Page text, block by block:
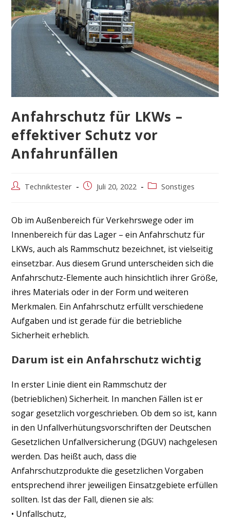
Anfahrschutz für LKWs –
effektiver Schutz vor
Anfahrunfällen
Beitrags-Techniktester
BeitragJuli 20, 2022
Beitrags-
Sonstiges
Ob im Außenbereich für Verkehrswege oder im
Innenbereich für das Lager – ein Anfahrschutz für
LKWs, auch als Rammschutz bezeichnet, ist vielseitig
einsetzbar. Aus diesem Grund unterscheiden sich die
Anfahrschutz-Elemente auch hinsichtlich ihrer Größe,
ihres Materials oder in der Form und weiteren
Merkmalen. Ein Anfahrschutz erfüllt verschiedene
Aufgaben und ist gerade für die betriebliche
Sicherheit erheblich.
Darum ist ein Anfahrschutz wichtig
In erster Linie dient ein Rammschutz der
(betrieblichen) Sicherheit. In manchen Fällen ist er
sogar gesetzlich vorgeschrieben. Ob dem so ist, kann
in den Unfallverhütungsvorschriften der Deutschen
Gesetzlichen Unfallversicherung (DGUV) nachgelesen
werden. Das heißt auch, dass die
Anfahrschutzprodukte die gesetzlichen Vorgaben
entsprechend ihrer jeweiligen Einsatzgebiete erfüllen
sollten. Ist das der Fall, dienen sie als:
• Unfallschutz,